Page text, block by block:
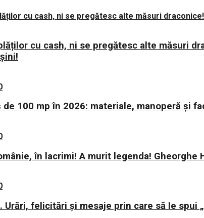
cu cash, ni se pregătesc alte măsuri
de 100 mp în 2026: materiale, manoperă și
în lacrimi! A murit legenda! Gheorghe
Urări, felicitări și mesaje prin care să le spui